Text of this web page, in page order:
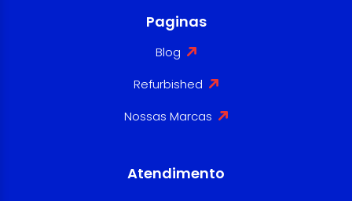
Paginas
Blog
Refurbished
Nossas Marcas
Atendimento